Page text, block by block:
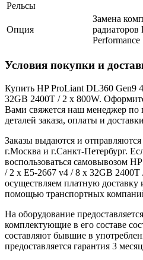
Рельсы
Опция
Замена
Performance
Условия покупки и
Купить HP ProLiant DL360 Gen9
32GB 2400T / 2 x 800W.
Вами свяжется наш менеджер по
деталей заказа, оплаты и
Заказы выдаются и отправляются
г.Москва и г.Санкт-Петербург.
воспользоваться самовывозом
/ 2 x E5-2667 v4 / 8 x 32GB
осуществляем платную доставку
помощью транспортных
На оборудование
комплектующие в его составе
составляют бывшие в
предоставляется гарантия 3